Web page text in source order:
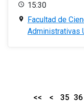
15:30
Facultad de
Administrativas
<< < 35 36